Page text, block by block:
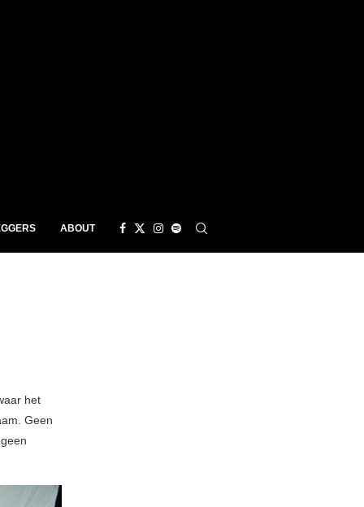
ABOUT
het
Geen